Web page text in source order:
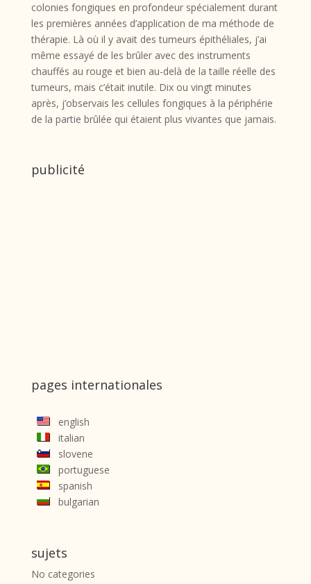
colonies fongiques en profondeur spécialement durant
les premières années d’application de ma méthode de
thérapie. Là où il y avait des tumeurs épithéliales, j’ai
même essayé de les brûler avec des instruments
chauffés au rouge et bien au-delà de la taille réelle des
tumeurs, mais c’était inutile. Dix ou vingt minutes
après, j’observais les cellules fongiques à la périphérie
de la partie brûlée qui étaient plus vivantes que jamais.
publicité
pages internationales
english
italian
slovene
portuguese
spanish
bulgarian
sujets
No categories